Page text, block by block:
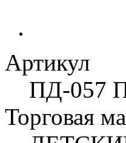
Артикул
ПД-057
Торговая